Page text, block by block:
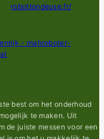
best om het onderhoud
te maken. Uit
de juiste messen voor een